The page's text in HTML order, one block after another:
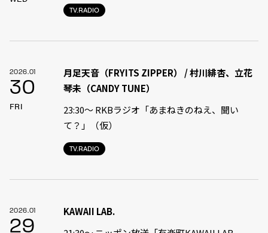
TV.RADIO
2026.01
30
FRI
TV.RADIO
月足天音（FRYITS ZIPPER） / 村川緋杏、立花
琴未（CANDY TUNE）
23:30〜 RKBラジオ「あまねきのねえ、聞い
て？」（仮）
2026.01
29
KAWAII LAB.